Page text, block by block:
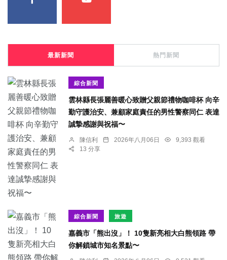
最新新聞 熱門新聞
綜合新聞
雲林縣長張麗善暖心致贈父親節禮物咖啡杯 向辛
勤守護治安、兼顧家庭責任的男性警察同仁 表達
誠摯感謝與祝福〜
陳信利 2026年八月06日
9,393 觀看
13 分享
綜合新聞 旅遊
嘉義市「熊出沒」！ 10隻新亮相大白熊領路 帶
你解鎖城市知名景點〜